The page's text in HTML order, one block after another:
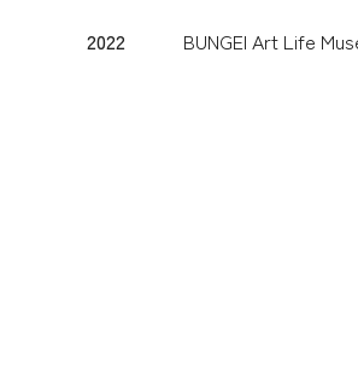
2022
BUNGEI Art Life